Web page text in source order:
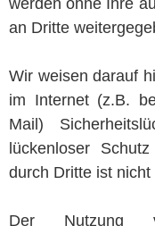
werden ohne Ihre
an Dritte
Wir weisen darauf
im Internet (z.B.
Mail)
lückenloser
durch Dritte ist nicht
Der Nutzung